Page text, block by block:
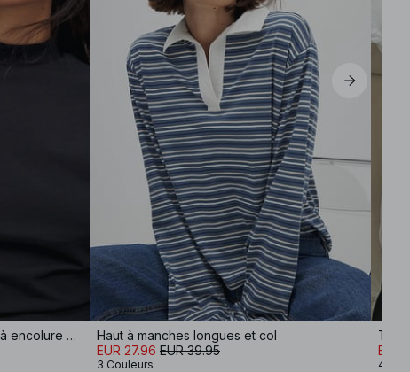
T-shirt en coton coupe ajustée à encolure cheminée
Haut à manches longues et col
EUR 27.96 EUR 39.95
3 Couleurs
Tee-
EUR
4